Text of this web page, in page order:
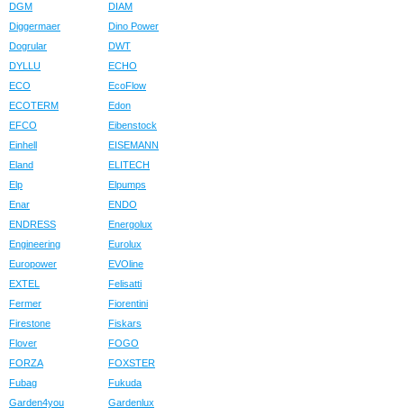
DGM
DIAM
Diggermaer
Dino Power
Dogrular
DWT
DYLLU
ECHO
ECO
EcoFlow
ECOTERM
Edon
EFCO
Eibenstock
Einhell
EISEMANN
Eland
ELITECH
Elp
Elpumps
Enar
ENDO
ENDRESS
Energolux
Engineering
Eurolux
Europower
EVOline
EXTEL
Felisatti
Fermer
Fiorentini
Firestone
Fiskars
Flover
FOGO
FORZA
FOXSTER
Fubag
Fukuda
Garden4you
Gardenlux